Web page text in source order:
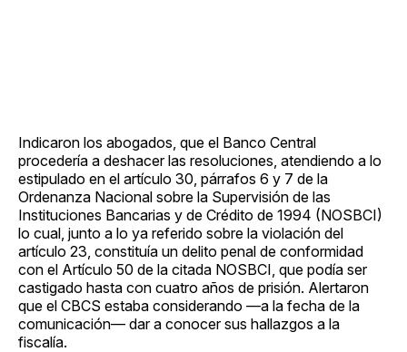
Indicaron los abogados, que el Banco Central
procedería a deshacer las resoluciones, atendiendo a lo
estipulado en el artículo 30, párrafos 6 y 7 de la
Ordenanza Nacional sobre la Supervisión de las
Instituciones Bancarias y de Crédito de 1994 (NOSBCI)
lo cual, junto a lo ya referido sobre la violación del
artículo 23, constituía un delito penal de conformidad
con el Artículo 50 de la citada NOSBCI, que podía ser
castigado hasta con cuatro años de prisión. Alertaron
que el CBCS estaba considerando —a la fecha de la
comunicación— dar a conocer sus hallazgos a la
fiscalía.